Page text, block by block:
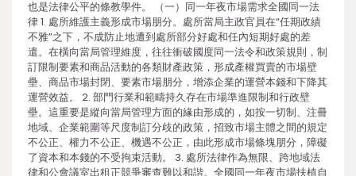
也是法律公平的條教學件。 （一）同一年夜市場需求全國同一法
律 1. 處所維護主義形成市場朋分。處所當局主政官員在“任期政績
不雅”之下，不成防止地遭到處所部分好處和任內短期好處的差
遣。在橫向當局管理維度，往往衝破國度同一法令和政策規則，制
訂限制要素和商品活動的各類財產政策，形成產權買賣的市場壁
壘、商品市場封閉、要素市場朋分，增添企業的運營本錢和下降其
運營效益。 2. 部門行業和範疇持久存在市場準進限制和行政壁
壘。這重要是縱向當局管理方面的緣由形成的，如按一切制、注冊
地域、企業範圍等尺度制訂分歧的政策，招致市場主體之間的規定
不公正、權力不公正、機遇不公正，由此形成市場條塊朋分，障礙
了資本和本錢的不受拘束活動。 3. 處所法律作為無限、跨地域法
律和公會議室出租正競爭審查難以和諧。全國同一年夜市場扶植自